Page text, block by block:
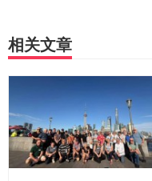
相关文章